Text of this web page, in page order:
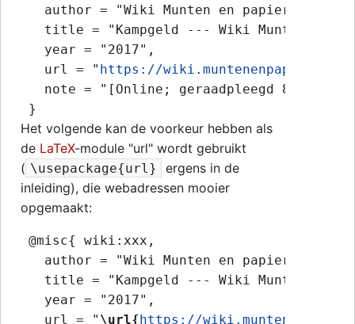
   author = "Wiki Munten en papiergeld",
title = "Kampgeld --- Wiki Munten en
   year = "2017",
   url = "
https://
note = "[Online; geraadpleegd 8-
Het volgende kan de voorkeur hebben als
de LaTeX-module "url" wordt gebruikt
( \usepackage{url}
ergens in de
inleiding), die webadressen mooier
opgemaakt:
@misc{ wiki:xxx,
   author = "Wiki Munten en papiergeld",
title = "Kampgeld --- Wiki Munten en
   year = "2017",
   url = "
\url{https://